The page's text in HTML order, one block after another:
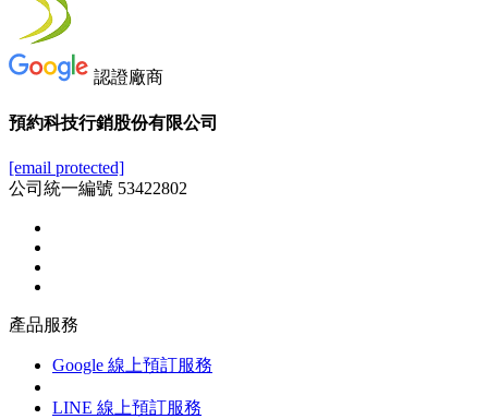
認證廠商
預約科技行銷股份有限公司
[email protected]
公司統一編號 53422802
產品服務
Google 線上預訂服務
LINE 線上預訂服務